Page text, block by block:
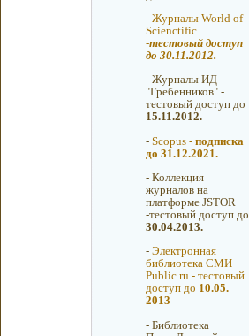
- Журналы World of
Scienctific
-тестовый доступ
до 30.11.2012.
- Журналы ИД
"Гребенников" -
тестовый доступ до
15.11.2012.
- Scopus - подписка
до 31.12.2021.
- Коллекция
журналов на
платформе JSTOR
-тестовый доступ до
30.04.2013.
- Электронная
библиотека СМИ
Public.ru - тестовый
доступ до 10.05.
2013
- Библиотека